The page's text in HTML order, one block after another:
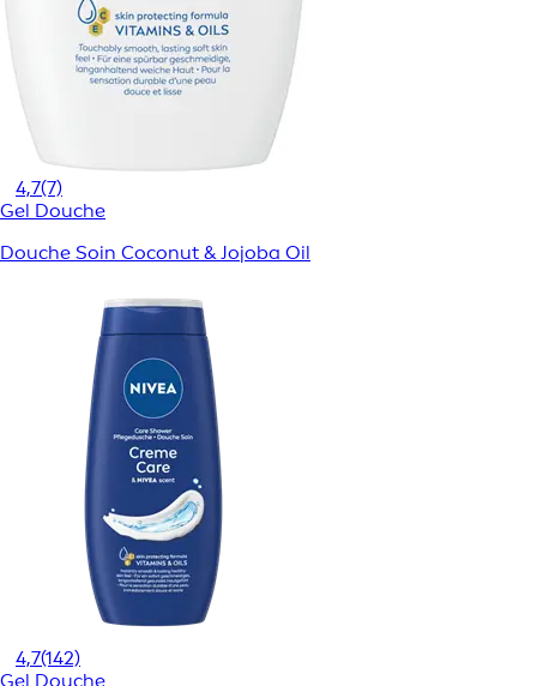
4,7(7)
Gel Douche
Douche Soin Coconut & Jojoba Oil
4,7(142)
Gel Douche